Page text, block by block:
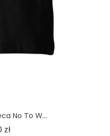
No To W...
złCena